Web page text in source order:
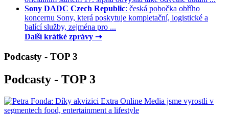
Sony DADC Czech Republic: česká pobočka obřího
koncernu Sony, která poskytuje kompletační, logistické a
balící služby, zejména pro ...
Další krátké zprávy ⇢
Podcasty - TOP 3
Podcasty - TOP 3